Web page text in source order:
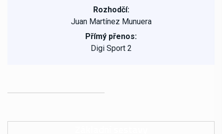
Rozhodčí:
Juan Martínez Munuera
Přímý přenos:
Digi Sport 2